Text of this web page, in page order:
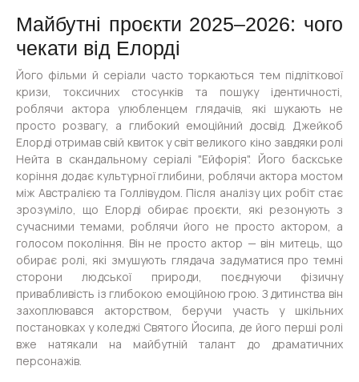
Майбутні проєкти 2025–2026: чого
чекати від Елорді
Його фільми й серіали часто торкаються тем підліткової
кризи, токсичних стосунків та пошуку ідентичності,
роблячи актора улюбленцем глядачів, які шукають не
просто розвагу, а глибокий емоційний досвід. Джейкоб
Елорді отримав свій квиток у світ великого кіно завдяки ролі
Нейта в скандальному серіалі "Ейфорія". Його баскське
коріння додає культурної глибини, роблячи актора мостом
між Австралією та Голлівудом. Після аналізу цих робіт стає
зрозуміло, що Елорді обирає проєкти, які резонують з
сучасними темами, роблячи його не просто актором, а
голосом покоління. Він не просто актор — він митець, що
обирає ролі, які змушують глядача задуматися про темні
сторони людської природи, поєднуючи фізичну
привабливість із глибокою емоційною грою. З дитинства він
захоплювався акторством, беручи участь у шкільних
постановках у коледжі Святого Йосипа, де його перші ролі
вже натякали на майбутній талант до драматичних
персонажів.